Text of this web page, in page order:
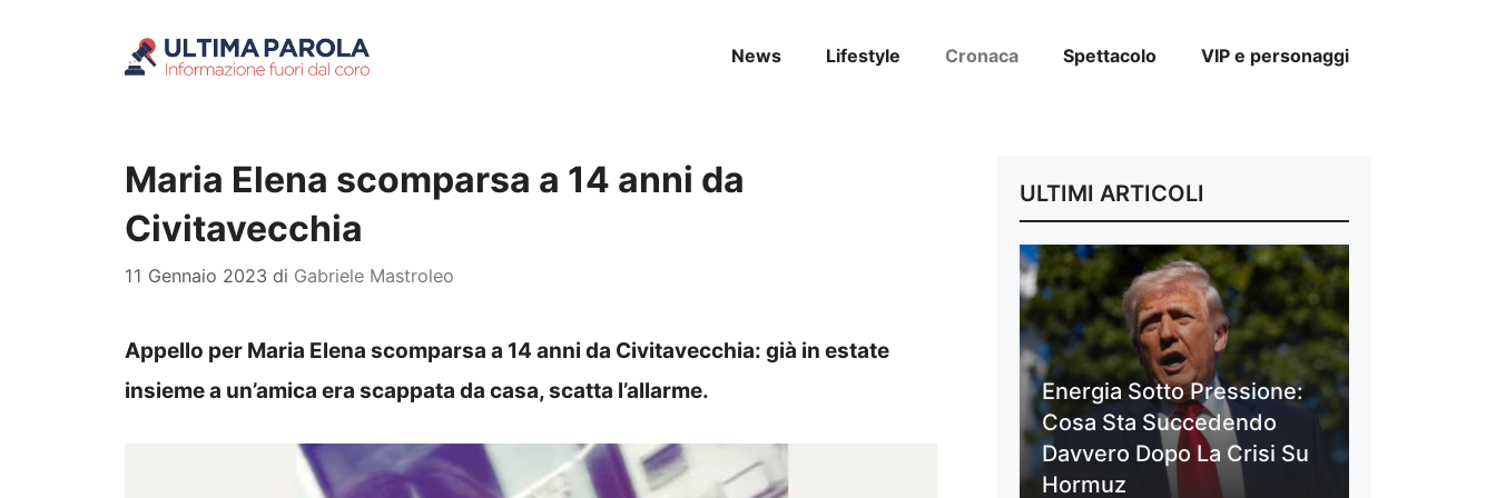
News Lifestyle Cronaca Spettacolo VIP e personaggi
Maria Elena scomparsa a 14 anni da
Civitavecchia
11 Gennaio 2023 di Gabriele Mastroleo
Appello per Maria Elena scomparsa a 14 anni da Civitavecchia: già in estate
insieme a un’amica era scappata da casa, scatta l’allarme.
ULTIMI ARTICOLI
Energia Sotto Pressione:
Cosa Sta Succedendo
Davvero Dopo La Crisi Su
Hormuz